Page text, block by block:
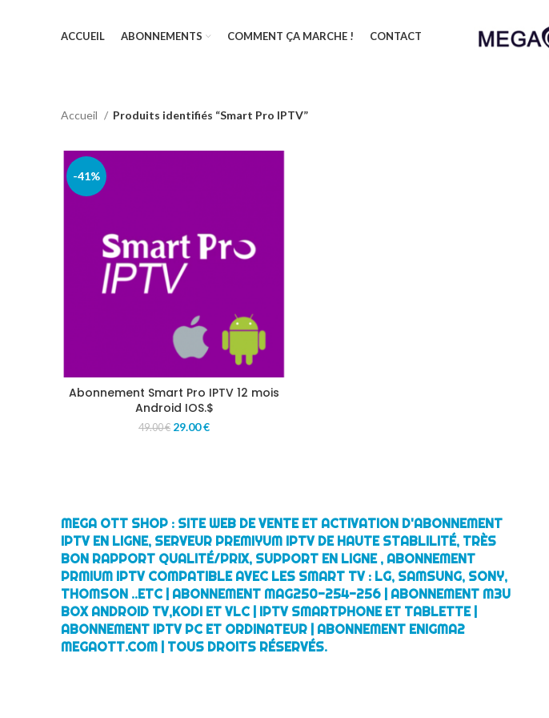
ACCUEIL ABONNEMENTS COMMENT ÇA MARCHE ! CONTACT
Accueil Produits identifiés “Smart Pro IPTV”
-41%
Abonnement Smart Pro IPTV 12 mois
Android IOS.$
49.00€ 29.00€
MEGA OTT SHOP : SITE WEB DE VENTE ET ACTIVATION D'ABONNEMENT
IPTV EN LIGNE, SERVEUR PREMIYUM IPTV DE HAUTE STABLILITÉ, TRÈS
BON RAPPORT QUALITÉ/PRIX, SUPPORT EN LIGNE , ABONNEMENT
PRMIUM IPTV COMPATIBLE AVEC LES SMART TV : LG, SAMSUNG, SONY,
THOMSON ..ETC | ABONNEMENT MAG250-254-256 | ABONNEMENT M3U
BOX ANDROID TV,KODI ET VLC | IPTV SMARTPHONE ET TABLETTE |
ABONNEMENT IPTV PC ET ORDINATEUR | ABONNEMENT ENIGMA2
MEGAOTT.COM | TOUS DROITS RÉSERVÉS.